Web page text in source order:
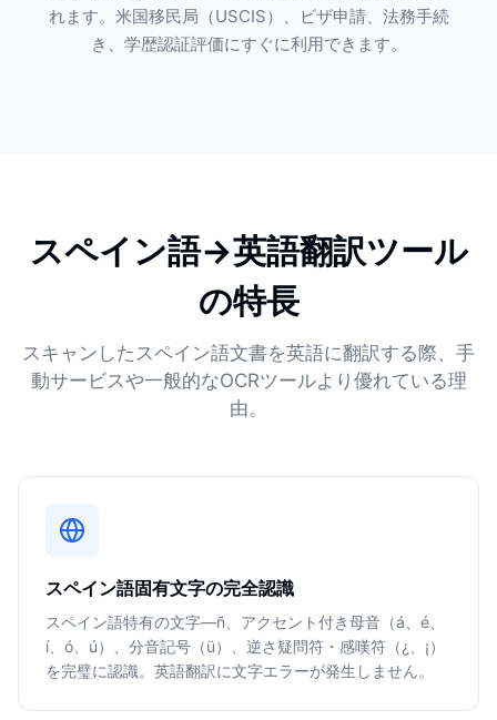
れます。米国移民局（USCIS）、ビザ申請、法務手続
き、学歴認証評価にすぐに利用できます。
スペイン語→英語翻訳ツール
の特長
スキャンしたスペイン語文書を英語に翻訳する際、手
動サービスや一般的なOCRツールより優れている理
由。
スペイン語固有文字の完全認識
スペイン語特有の文字—ñ、アクセント付き母音（á、é、
í、ó、ú）、分音記号（ü）、逆さ疑問符・感嘆符（¿、¡）
を完璧に認識。英語翻訳に文字エラーが発生しません。